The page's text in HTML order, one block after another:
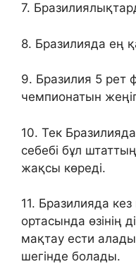
7.
8. Бразилияда ең
9. Бразилия 5 рет
чемпионатын
10. Тек
себебі бұл
жақсы көреді.
11. Бразилияда
ортасында өзінің
мақтау ести
шегінде болады.